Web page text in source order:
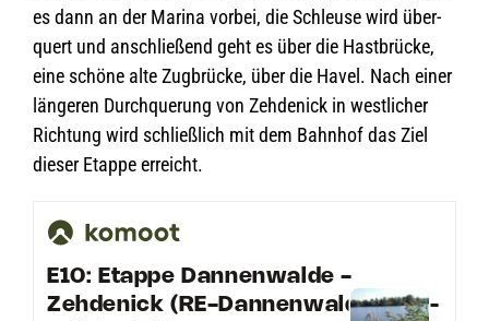
es dann an der Marina vor­bei, die Schleuse wird über­
quert und anschlie­ßend geht es über die Hast­brü­cke,
eine schöne alte Zug­brü­cke, über die Havel. Nach einer
län­ge­ren Durch­que­rung von Zeh­de­nick in west­li­cher
Rich­tung wird schließ­lich mit dem Bahn­hof das Ziel
die­ser Etappe erreicht.